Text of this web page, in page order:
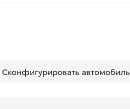
Сконфигурировать автомобиль